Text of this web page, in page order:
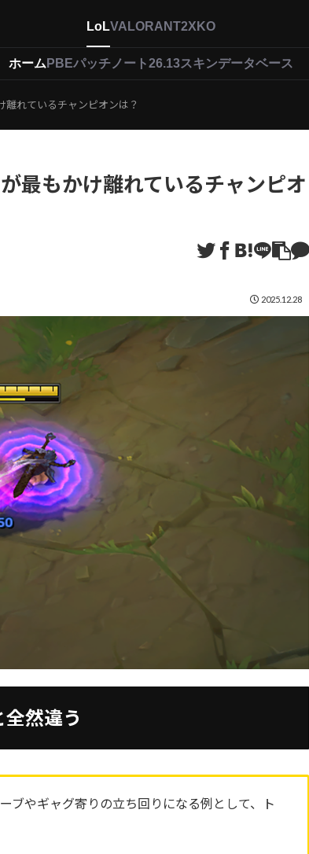
LoLVALORANT2XKO
ホーム PBEパッチノート26.13スキンデータベース
離れているチャンピオンは？
最もかけ離れているチャンピオ
2025.12.28
然違う
ブやギャグ寄りの立ち回りになる例として、ト